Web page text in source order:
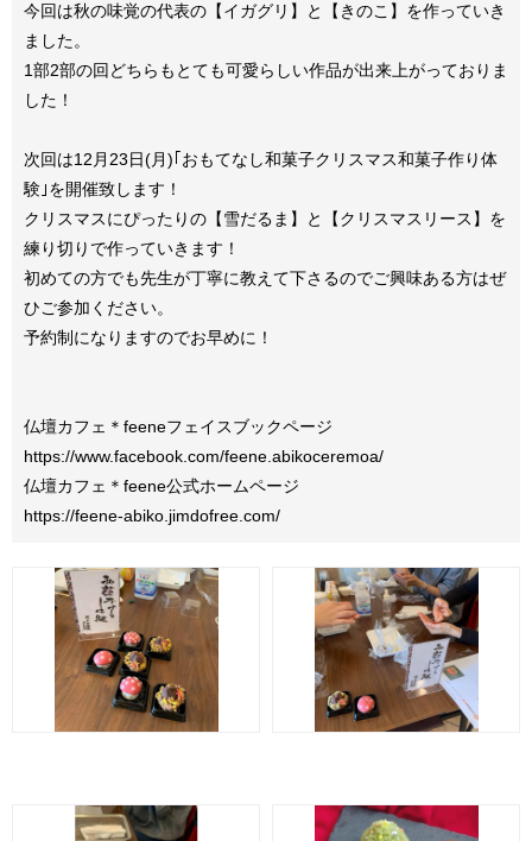
今回は秋の味覚の代表の【イガグリ】と【きのこ】を作っていき
ました。
1部2部の回どちらもとても可愛らしい作品が出来上がっておりま
した！
次回は12月23日(月)｢おもてなし和菓子クリスマス和菓子作り体
験｣を開催致します！
クリスマスにぴったりの【雪だるま】と【クリスマスリース】を
練り切りで作っていきます！
初めての方でも先生が丁寧に教えて下さるのでご興味ある方はぜ
ひご参加ください。
予約制になりますのでお早めに！
仏壇カフェ＊feeneフェイスブックページ
https://www.facebook.com/feene.abikoceremoa/
仏壇カフェ＊feene公式ホームページ
https://feene-abiko.jimdofree.com/